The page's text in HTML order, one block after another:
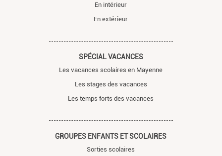
En intérieur
En extérieur
SPÉCIAL VACANCES
Les vacances scolaires en Mayenne
Les stages des vacances
Les temps forts des vacances
GROUPES ENFANTS ET SCOLAIRES
Sorties scolaires